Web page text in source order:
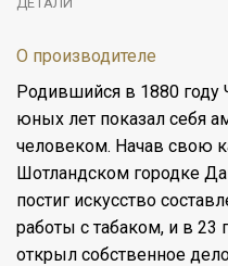
О производителе
Родившийся в 1880 году
юных лет показал себя
человеком. Начав свою
Шотландском городке
постиг искусство
работы с табаком, и в 23
открыл собственное